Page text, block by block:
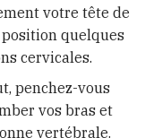
votre tête de
quelques
cervicales.
penchez-vous
vos bras et
vertébrale.